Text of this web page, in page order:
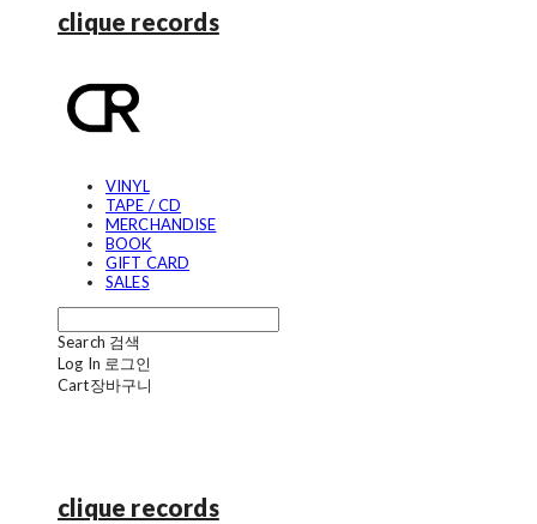
clique records
VINYL
TAPE / CD
MERCHANDISE
BOOK
GIFT CARD
SALES
Search 검색
Log In 로그인
Cart장바구니
clique records